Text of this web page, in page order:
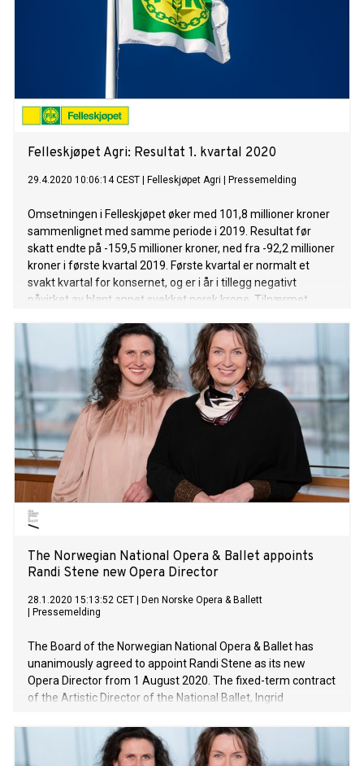
Felleskjøpet Agri: Resultat 1. kvartal 2020
29.4.2020 10:06:14 CEST Felleskjøpet Agri Pressemelding
Omsetningen i Felleskjøpet øker med 101,8 millioner kroner
sammenlignet med samme periode i 2019. Resultat før
skatt endte på -159,5 millioner kroner, ned fra -92,2 millioner
kroner i første kvartal 2019. Første kvartal er normalt et
svakt kvartal for konsernet, og er i år i tillegg negativt
påvirket av blant annet svekket norsk krone. Tilnærmet
koronasituasjonen i mars.
The Norwegian National Opera & Ballet appoints
Randi Stene new Opera Director
28.1.2020 15:13:52 CET
Den Norske Opera & Ballett
Pressemelding
The Board of the Norwegian National Opera & Ballet has
unanimously agreed to appoint Randi Stene as its new
Opera Director from 1 August 2020. The fixed-term contract
of the Artistic Director of the National Ballet, Ingrid